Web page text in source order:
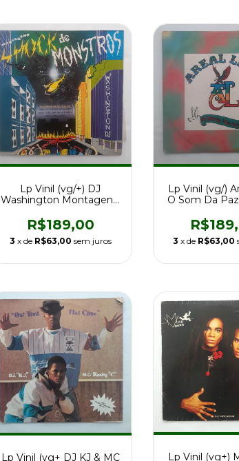
Lp Vinil (vg/+) DJ
Washington Montagens:
R$189,00
3 x de R$63,00 sem juros
Lp Vinil (vg/)
O Som Da
3 x de R$63,00
Lp Vinil (vg+ DJ KJ & MC
Lp Vinil (vg+)